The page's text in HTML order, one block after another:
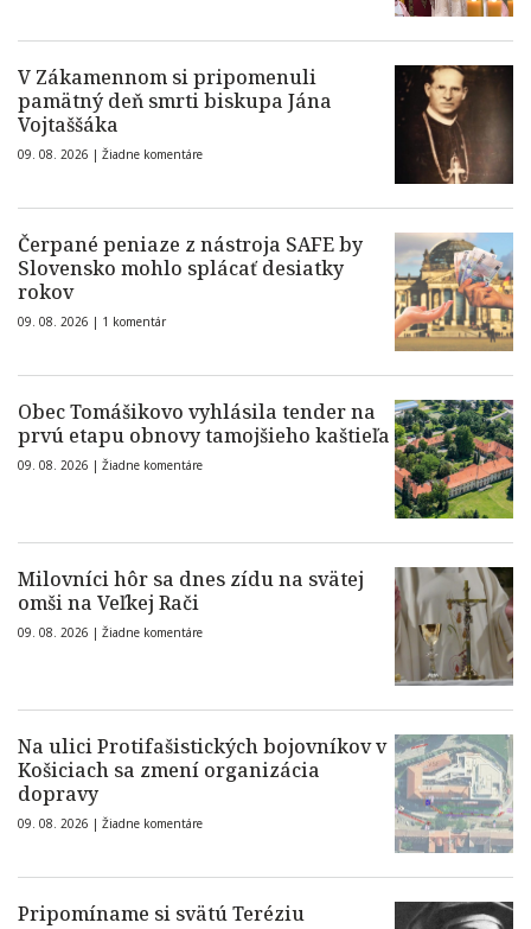
V Zákamennom si pripomenuli
pamätný deň smrti biskupa Jána
Vojtaššáka
09. 08. 2026 | Žiadne komentáre
Čerpané peniaze z nástroja SAFE by
Slovensko mohlo splácať desiatky
rokov
09. 08. 2026 | 1 komentár
Obec Tomášikovo vyhlásila tender na
prvú etapu obnovy tamojšieho kaštieľa
09. 08. 2026 | Žiadne komentáre
Milovníci hôr sa dnes zídu na svätej
omši na Veľkej Rači
09. 08. 2026 | Žiadne komentáre
Na ulici Protifašistických bojovníkov v
Košiciach sa zmení organizácia
dopravy
09. 08. 2026 | Žiadne komentáre
Pripomíname si svätú Teréziu